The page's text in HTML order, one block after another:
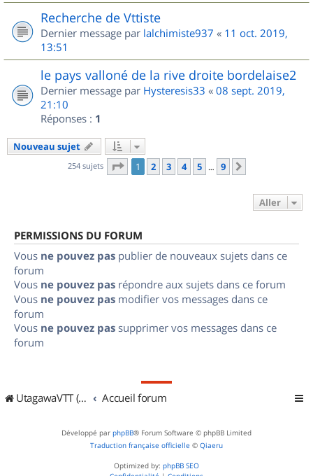
Recherche de Vttiste
Dernier message par lalchimiste937 « 11 oct. 2019,
13:51
le pays valloné de la rive droite bordelaise2
Dernier message par Hysteresis33 « 08 sept. 2019,
21:10
Réponses : 1
Nouveau sujet
254 sujets Page 1sur
1 2 3 4 5 … 9
Aller
PERMISSIONS DU FORUM
Vous ne pouvez pas publier de nouveaux sujets dans ce
forum
Vous ne pouvez pas répondre aux sujets dans ce forum
Vous ne pouvez pas modifier vos messages dans ce
forum
Vous ne pouvez pas supprimer vos messages dans ce
forum
UtagawaVTT (Randos VTT et VTTAE avec traces GPS) Accueil forum
Développé par phpBB® Forum Software © phpBB Limited
Traduction française officielle © Qiaeru
Optimized by: phpBB SEO